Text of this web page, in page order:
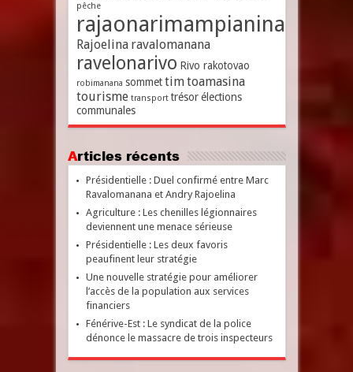
pêche
rajaonarimampianina
Rajoelina ravalomanana
ravelonarivo Rivo rakotovao
robimanana sommet timtoamasina
tourisme transport trésor élections
communales
Articles récents
Présidentielle : Duel confirmé entre Marc
Ravalomanana et Andry Rajoelina
Agriculture : Les chenilles légionnaires
deviennent une menace sérieuse
Présidentielle : Les deux favoris
peaufinent leur stratégie
Une nouvelle stratégie pour améliorer
l’accès de la population aux services
financiers
Fénérive-Est : Le syndicat de la police
dénonce le massacre de trois inspecteurs